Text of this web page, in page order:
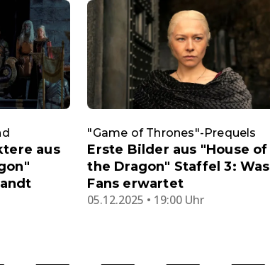
aus
"Game of Thrones"-Prequels
Erste Bilder aus "House of
the Dragon" Staffel 3: Was
Fans erwartet
05.12.2025 • 19:00 Uhr